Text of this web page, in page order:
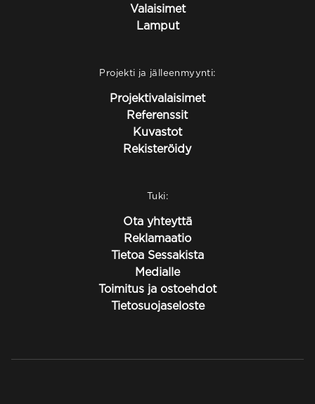
Valaisimet
Lamput
Projekti ja jälleenmyynti:
Projektivalaisimet
Referenssit
Kuvastot
Rekisteröidy
Tuki:
Ota yhteyttä
Reklamaatio
Tietoa Sessakista
Medialle
Toimitus ja ostoehdot
Tietosuojaseloste